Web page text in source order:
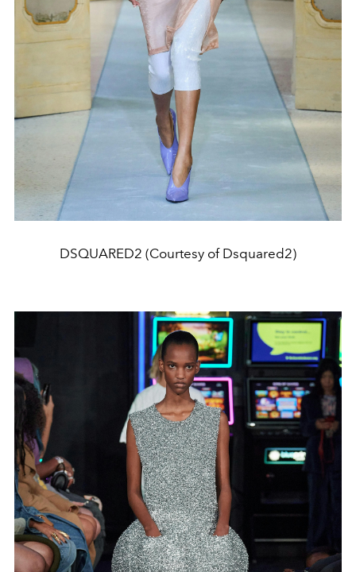
DSQUARED2 (Courtesy of Dsquared2)